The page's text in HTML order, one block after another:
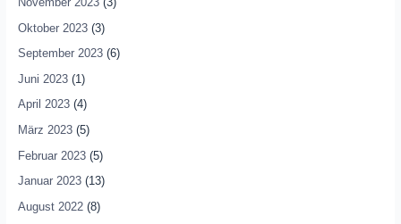
Oktober 2023(3)
September 2023(6)
Juni 2023(1)
April 2023(4)
März 2023(5)
Februar 2023(5)
Januar 2023(13)
August 2022(8)